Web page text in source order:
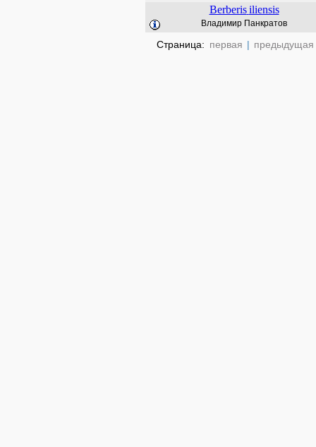
Berberis iliensis
Владимир Панкратов
Страница: первая | предыдущая